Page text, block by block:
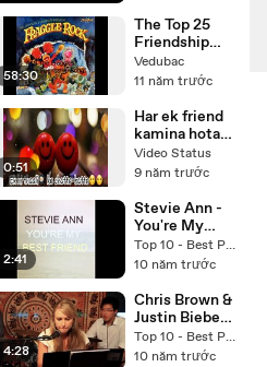
58:30
The Top 25
Friendship
Songs (With
Download link
Vedubac
11 năm trước
0:51
Har ek friend
kamina hota
hai -
friendship day
Video Status
9 năm trước
2:41
Stevie Ann -
You're My
Best Friend
(Queen
friendship
songs cover
Top 10 - Best Pop ballad songs Cover
10 năm trước
4:28
Chris Brown &
Justin Bieber -
Next To You
(Chendy live
Top 10 - Best Pop ballad songs Cover
10 năm trước